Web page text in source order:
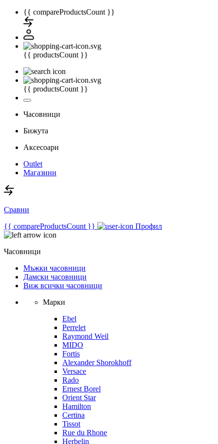
{{ compareProductsCount }}
{{ productsCount }}
{{ productsCount }}
Часовници
Бижута
Аксесоари
Outlet
Магазини
Сравни
{{ compareProductsCount }}
Профил
Часовници
Мъжки часовници
Дамски часовници
Виж всички часовници
Марки
Ebel
Perrelet
Raymond Weil
MIDO
Fortis
Alexander Shorokhoff
Versace
Rado
Ernest Borel
Orient Star
Hamilton
Certina
Tissot
Rue du Rhone
Herbelin